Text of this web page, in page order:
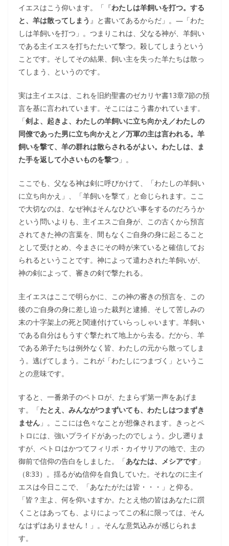
イエスはこう仰います。「『わたしは羊飼いを打つ。する
と、羊は散ってしまう 』と書いてあるからだ」。―「わた
しは羊飼いを打つ」。つまりこれは、父なる神が、羊飼い
である主イエスを打ちたたいて撃つ。殺してしまうという
ことです。そしてその結果、飼い主を失った羊たちは散っ
てしまう、というのです。
実は主イエスは、これを旧約聖書のゼカリヤ書13章7節の預
言を基に言われています。そこにはこう書かれています。
「剣よ、起きよ、わたしの羊飼いに立ち向かえ／わたしの
同僚であった男に立ち向かえと／万軍の主は言われる。羊
飼いを撃て、羊の群れは散らされるがよい。わたしは、ま
た手を返して小さいものを撃つ 」。
ここでも、父なる神は剣に呼びかけて、「わたしの羊飼い
に立ち向かえ」、「羊飼いを撃て」と命じられます。ここ
で大切なのは、なぜ神はそんなひどい事をするのだろうか
という問いよりも、主イエスご自身が、この古くから預言
されてきた神の言葉を、間もなくご自身の身に起こること
として受けとめ、今まさにその時が来ていると確信してお
られるということです。神によって遣わされた羊飼いが、
神の剣によって、審きの剣で撃たれる。
主イエスはここで明らかに、この神の審きの預言を、この
後のご自身の身に差し迫った裁判と逮捕、そして苦しみの
末の十字架上の死と関連付けていらっしゃいます。羊飼い
である自分はもうすぐ撃たれて地上から去る。だから、羊
である弟子たちは例外なく皆、わたしの元から散ってしま
う。逃げてしまう。これが「わたしにつまづく」というこ
との意味です。
すると、一番弟子のペトロが、たまらず第一声をあげま
す。「たとえ、みんながつまずいても、わたしはつまずき
ません 」。ここには色々なことが想像されます。きっとペ
トロには、強いプライドがあったのでしょう。少し遡りま
すが、ペトロはかつてフィリポ・カイサリアの地で、主の
御前で信仰の告白をしました。「あなたは、メシアです 」
（8:33）。揺るがぬ信仰を自負していた。それなのに主イ
エスは今日ここで、「あなたがたは皆・・・」と仰る。
「皆？主よ、何を仰いますか。たとえ他の皆はあなたに躓
くことはあっても、よりによってこの私に限っては、そん
なはずはありません！」。そんな意気込みが感じられま
す。